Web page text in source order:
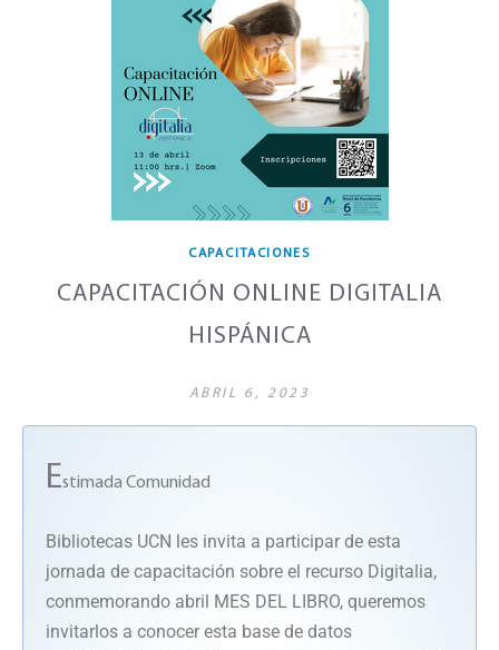
CAPACITACIONES
CAPACITACIÓN ONLINE DIGITALIA
HISPÁNICA
ABRIL 6, 2023
Estimada Comunidad
Bibliotecas UCN les invita a participar de esta
jornada de capacitación sobre el recurso Digitalia,
conmemorando abril MES DEL LIBRO, queremos
invitarlos a conocer esta base de datos